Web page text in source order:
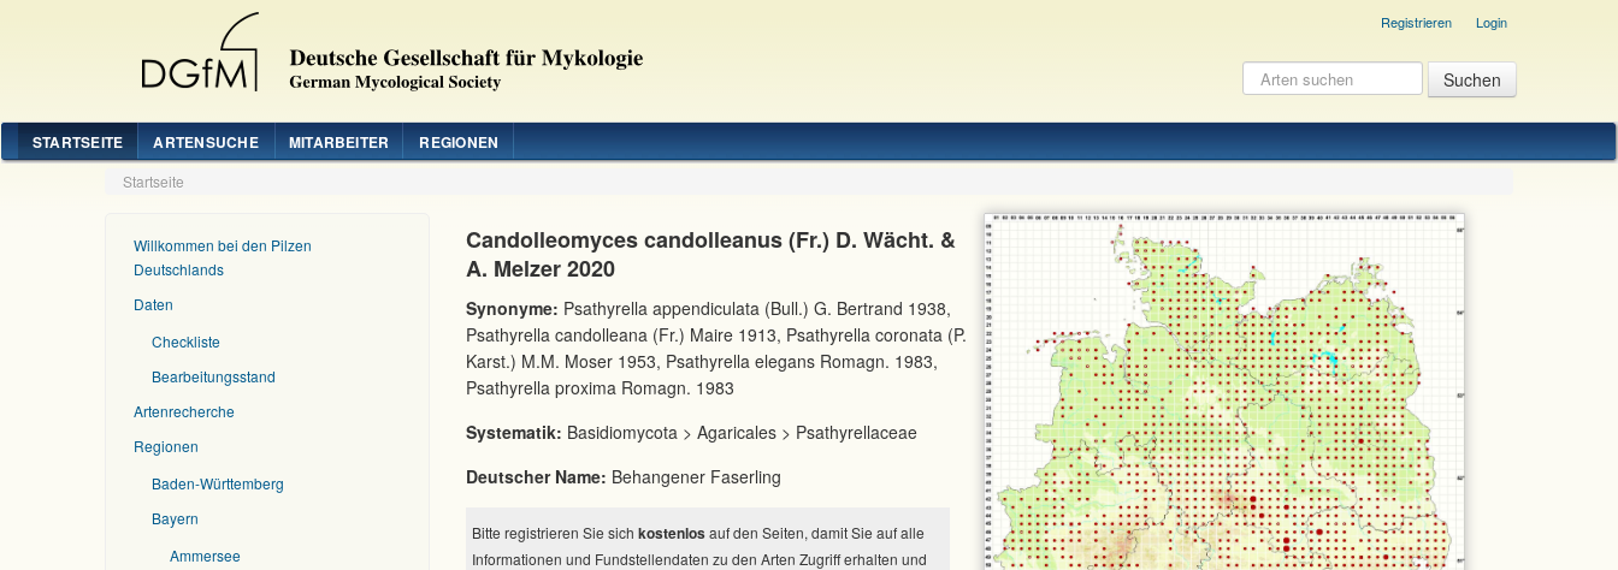
Registrieren Login
STARTSEITE ARTENSUCHE MITARBEITER REGIONEN
Startseite
Willkommen bei den Pilzen
Deutschlands
Daten
Checkliste
Bearbeitungsstand
Artenrecherche
Regionen
Baden-Württemberg
Bayern
Ammersee
Candolleomyces candolleanus (Fr.) D. Wächt. &
A. Melzer 2020
Synonyme: Psathyrella appendiculata (Bull.) G. Bertrand 1938,
Psathyrella candolleana (Fr.) Maire 1913, Psathyrella coronata (P.
Karst.) M.M. Moser 1953, Psathyrella elegans Romagn. 1983,
Psathyrella proxima Romagn. 1983
Systematik: Basidiomycota > Agaricales > Psathyrellaceae
Deutscher Name: Behangener Faserling
Bitte registrieren Sie sich kostenlos auf den Seiten, damit Sie auf alle
Informationen und Fundstellendaten zu den Arten Zugriff erhalten und